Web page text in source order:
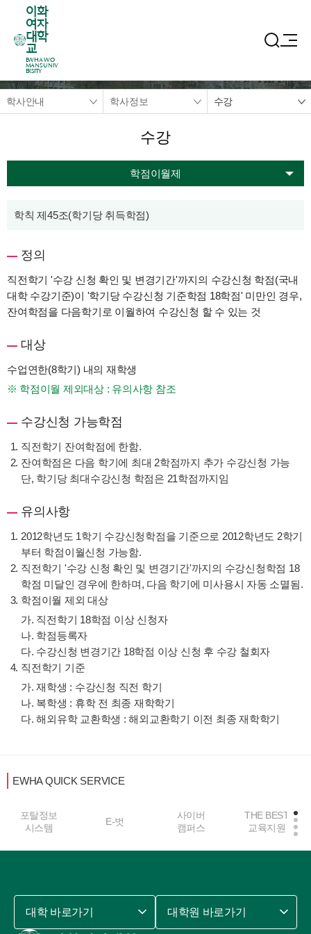
이화
여자
대학
교
EWHA WO
MANS UNIV
ERSITY
학사안내 학사정보 수강
수강
학점이월제
학칙 제45조(학기당 취득학점)
정의
직전학기 '수강 신청 확인 및 변경기간'까지의 수강신청 학점(국내
대학 수강기준)이 '학기당 수강신청 기준학점 18학점' 미만인 경우,
잔여학점을 다음학기로 이월하여 수강신청 할 수 있는 것
대상
수업연한(8학기) 내의 재학생
학점이월 제외대상 : 유의사항 참조
수강신청 가능학점
직전학기 잔여학점에 한함.
잔여학점은 다음 학기에 최대 2학점까지 추가 수강신청 가능
단, 학기당 최대수강신청 학점은 21학점까지임
유의사항
2012학년도 1학기 수강신청학점을 기준으로 2012학년도 2학기
부터 학점이월신청 가능함.
직전학기 '수강 신청 확인 및 변경기간'까지의 수강신청학점 18
학점 미달인 경우에 한하며, 다음 학기에 미사용시 자동 소멸됨.
학점이월 제외 대상
가. 직전학기 18학점 이상 신청자
나. 학점등록자
다. 수강신청 변경기간 18학점 이상 신청 후 수강 철회자
직전학기 기준
가. 재학생 : 수강신청 직전 학기
나. 복학생 : 휴학 전 최종 재학학기
다. 해외유학 교환학생 : 해외교환학기 이전 최종 재학학기
EWHA QUICK SERVICE
포탈정보
시스템
E-벗
사이버
캠퍼스
THE BEST
교육지원
대학 바로가기 대학원 바로가기